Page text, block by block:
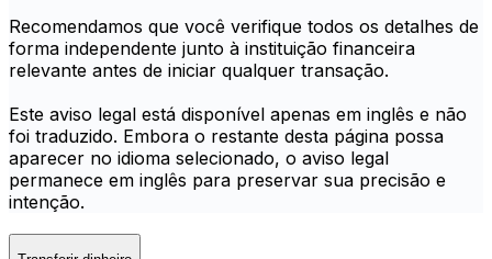
Recomendamos que você verifique todos os detalhes de
forma independente junto à instituição financeira
relevante antes de iniciar qualquer transação.
Este aviso legal está disponível apenas em inglês e não
foi traduzido. Embora o restante desta página possa
aparecer no idioma selecionado, o aviso legal
permanece em inglês para preservar sua precisão e
intenção.